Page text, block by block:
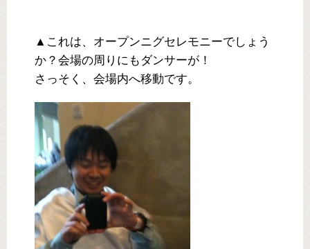
▲これは、オープンニグセレモニーでしょう
か？会場の周りにもダンサーが！
さっそく、会場内へ移動です。